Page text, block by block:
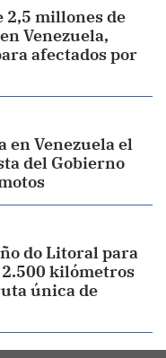
2,5 millones de
Venezuela,
afectados por
en Venezuela el
del Gobierno
do Litoral para
kilómetros
única de